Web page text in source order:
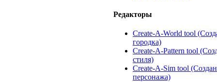
Редакторы
Create-A-World tool
городка)
Create-A-Pattern tool
стиля)
Create-A-Sim tool
персонажа)